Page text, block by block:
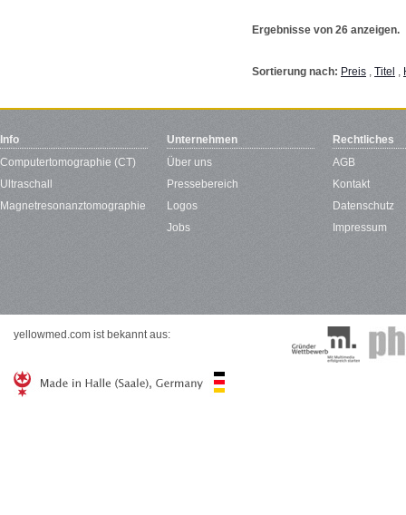
Ergebnisse von 26 anzeigen.
Sortierung nach: Preis , Titel ,
Info
Computertomographie (CT)
Ultraschall
Magnetresonanztomographie
Unternehmen
Über uns
Pressebereich
Logos
Jobs
Rechtliches
AGB
Kontakt
Datenschutz
Impressum
yellowmed.com ist bekannt aus: